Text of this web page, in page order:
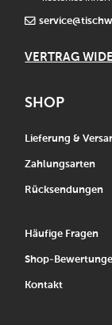
VERTRAG
SHOP
Lieferung &
Zahlungsarten
Rücksendungen
Häufige Fragen
Shop-
Kontakt